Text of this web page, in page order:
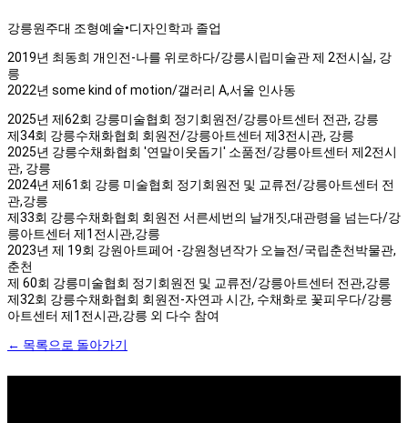
강릉원주대 조형예술•디자인학과 졸업
2019년 최동희 개인전-나를 위로하다/강릉시립미술관 제 2전시실, 강
릉
2022년 some kind of motion/갤러리 A,서울 인사동
2025년 제62회 강릉미술협회 정기회원전/강릉아트센터 전관, 강릉
제34회 강릉수채화협회 회원전/강릉아트센터 제3전시관, 강릉
2025년 강릉수채화협회 '연말이웃돕기' 소품전/강릉아트센터 제2전시
관, 강릉
2024년 제61회 강릉 미술협회 정기회원전 및 교류전/강릉아트센터 전
관,강릉
제33회 강릉수채화협회 회원전 서른세번의 날개짓,대관령을 넘는다/강
릉아트센터 제1전시관,강릉
2023년 제 19회 강원아트페어 -강원청년작가 오늘전/국립춘천박물관,
춘천
제 60회 강릉미술협회 정기회원전 및 교류전/강릉아트센터 전관,강릉
제32회 강릉수채화협회 회원전-자연과 시간, 수채화로 꽃피우다/강릉
아트센터 제1전시관,강릉 외 다수 참여
← 목록으로 돌아가기